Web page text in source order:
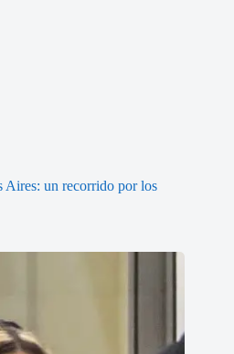
Aires: un recorrido por los